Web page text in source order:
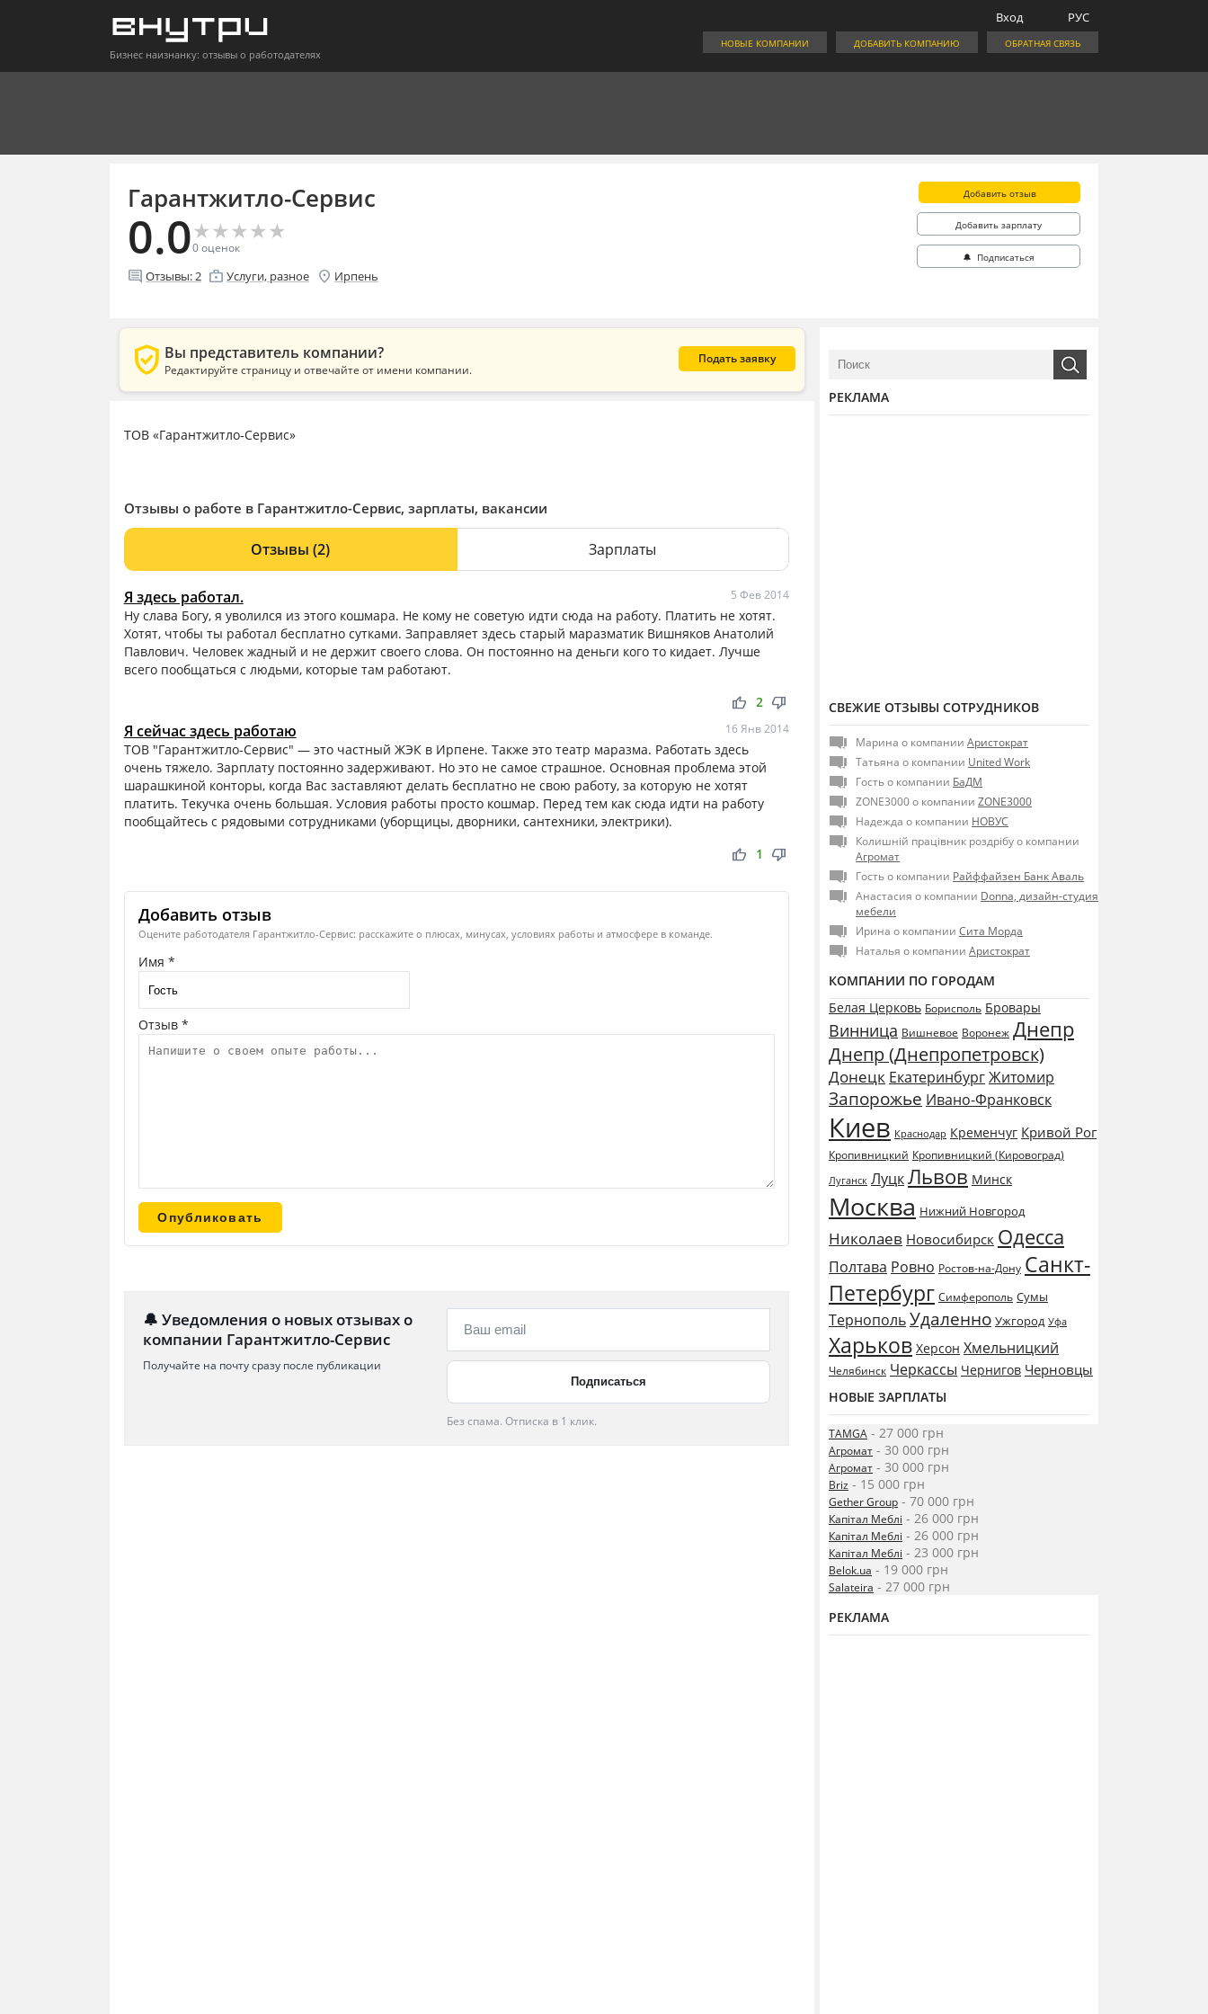
Бизнес наизнанку: отзывы о работодателях
РУС
Вход
ОБРАТНАЯ СВЯЗЬ
ДОБАВИТЬ КОМПАНИЮ
НОВЫЕ КОМПАНИИ
Гарантжитло-Сервис
0.0★
★★
★★
★★
★★
★
0оценок
comment Отзывы:2 enterprise Услуги, разное location_on Ирпень
Добавить отзыв
Добавить зарплату
🔔 Подписаться
verified_user Вы представитель компании?
Редактируйте страницу и отвечайте от имени компании.
Подать заявку
ТОВ «Гарантжитло-Сервис»
Отзывы о работе в Гарантжитло-Сервис, зарплаты, вакансии
Отзывы(2) Зарплаты
Я здесь работал. 5 Фев 2014
Ну слава Богу, я уволился из этого кошмара. Не кому не советую идти сюда на работу. Платить не хотят.
Хотят, чтобы ты работал бесплатно сутками. Заправляет здесь старый маразматик Вишняков Анатолий
Павлович. Человек жадный и не держит своего слова. Он постоянно на деньги кого то кидает. Лучше
всего пообщаться с людьми, которые там работают.
thumb_up thumb_down
2
Я сейчас здесь работаю 16 Янв 2014
ТОВ "Гарантжитло-Сервис" — это частный ЖЭК в Ирпене. Также это театр маразма. Работать здесь
очень тяжело. Зарплату постоянно задерживают. Но это не самое страшное. Основная проблема этой
шарашкиной конторы, когда Вас заставляют делать бесплатно не свою работу, за которую не хотят
платить. Текучка очень большая. Условия работы просто кошмар. Перед тем как сюда идти на работу
пообщайтесь с рядовыми сотрудниками (уборщицы, дворники, сантехники, электрики).
thumb_up thumb_down
1
Добавить отзыв
Оцените работодателя Гарантжитло-Сервис: расскажите о плюсах, минусах, условиях работы и атмосфере в команде.
Имя *
Отзыв *
🔔 Уведомления о новых отзывах о
компании Гарантжитло-Сервис
Получайте на почту сразу после публикации
Без спама. Отписка в 1 клик.
РЕКЛАМА
СВЕЖИЕ ОТЗЫВЫ СОТРУДНИКОВ
Марина о компании Аристократ
Татьяна о компании United Work
Гость о компании БаДМ
ZONE3000 о компании ZONE3000
Надежда о компании НОВУС
Колишній працівник роздрібу о компании
Агромат
Гость о компании Райффайзен Банк Аваль
Анастасия о компании Donna, дизайн-студия
мебели
Ирина о компании Сита Морда
Наталья о компании Аристократ
КОМПАНИИ ПО ГОРОДАМ
Белая Церковь Борисполь Бровары
Винница Вишневое Воронеж Днепр
Днепр (Днепропетровск)
Донецк ЕкатеринбургЖитомир
Запорожье Ивано-Франковск
Киев Краснодар Кременчуг Кривой Рог
Кропивницкий Кропивницкий (Кировоград)
Луганск ЛуцкЛьвов Минск
Москва Нижний Новгород
Николаев Новосибирск Одесса
Полтава Ровно Ростов-на-Дону Санкт-
Петербург Симферополь Сумы
ТернопольУдаленно Ужгород Уфа
Харьков Херсон Хмельницкий
Челябинск Черкассы Чернигов Черновцы
НОВЫЕ ЗАРПЛАТЫ
TAMGA - 27 000 грн
Агромат - 30 000 грн
Агромат - 30 000 грн
Briz - 15 000 грн
Gether Group - 70 000 грн
Капітал Меблі - 26 000 грн
Капітал Меблі - 26 000 грн
Капітал Меблі - 23 000 грн
Belok.ua - 19 000 грн
Salateira - 27 000 грн
РЕКЛАМА